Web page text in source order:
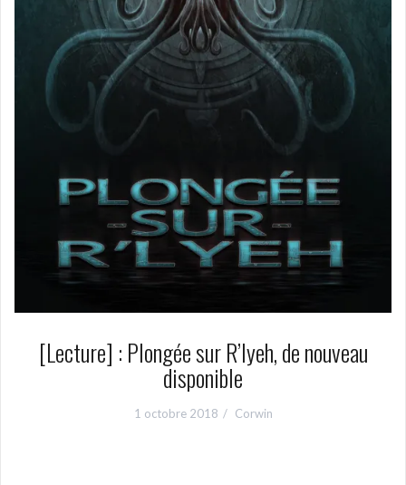
[Lecture] : Plongée sur R’lyeh, de nouveau
disponible
1 octobre 2018 Corwin